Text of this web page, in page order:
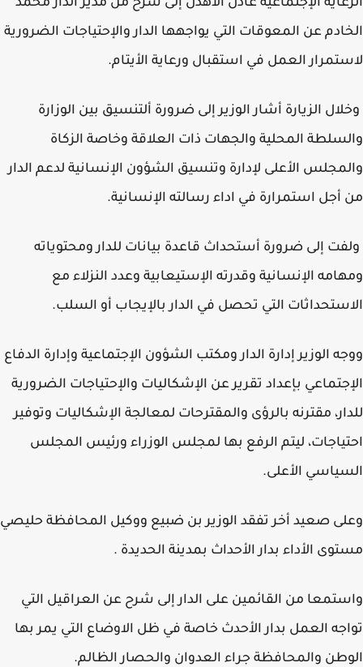
الإجتماعية عادل الأهدل إلى شرح من مدير الدار محمد
عن المعوقات التي يواجهها الدار والإحتياجات الضرورية
العمل في استقبال ورعاية الأيتام.
الزيارة أشار الوزير إلى ضرورة ألتنسيق بين الوزارة
المحلية والجهات ذات العلاقة وخاصة الزكاة
الأعلى لإدارة وتنسيق الشؤون الإنسانية لدعم الدار
استمرارة في اداء رسالته الإنسانية.
إلى ضرورة أستحداث قاعدة بيانات للدار ومحتوياته
الإنسانية وقدرته الإستيعابية وعدد النزلاء مع
التي تحصل في الدار بالإيجاب أو السلب.
الوزير إدارة الدار ومكتب الشؤون الإجتماعية وإدارة الدفاع
بإعداد تقرير عن الإشكاليات والإحتياجات الضرورية
مقترنه بالرؤى والمقترحات لمعالجة الإشكاليات وتوفير
ليتم الرفع بها لمجلس الوزراء ورئيس المجلس
الأعلى.
صعيد أخر تفقد الوزير بن ضبيع ووكيل المحافظة حليصي
الأداء بدار الأحداث بمدينة الحديدة .
من القائمين على الدار إلى شرح عن العراقيل التي
العمل بدار الأحدث خاصة في ظل الاوضاع التي يمر بها
والمحافظة جراء العدوان والحصار الظالم.